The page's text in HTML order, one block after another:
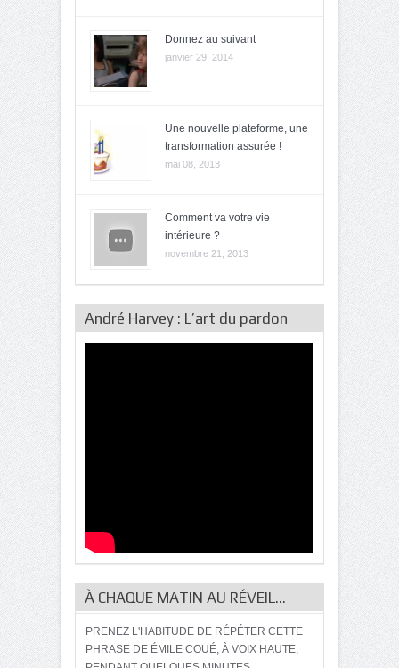
Donnez au suivant
janvier 29, 2014
Une nouvelle plateforme, une
transformation assurée !
mai 08, 2013
Comment va votre vie
intérieure ?
novembre 21, 2013
André Harvey : L’art du pardon
À CHAQUE MATIN AU RÉVEIL…
PRENEZ L'HABITUDE DE RÉPÉTER CETTE
PHRASE DE ÉMILE COUÉ, À VOIX HAUTE,